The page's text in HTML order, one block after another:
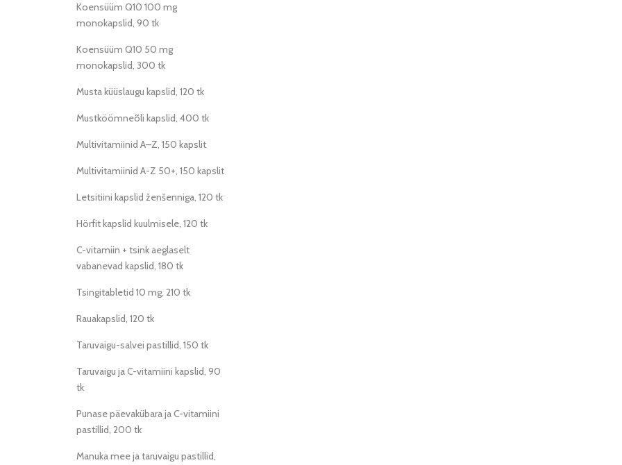
Koensüüm Q10 100 mg
monokapslid, 90 tk
Koensüüm Q10 50 mg
monokapslid, 300 tk
Musta küüslaugu kapslid, 120 tk
Mustköömneõli kapslid, 400 tk
Multivitamiinid A–Z, 150 kapslit
Multivitamiinid A-Z 50+, 150 kapslit
Letsitiini kapslid ženšenniga, 120 tk
Hörfit kapslid kuulmisele, 120 tk
C-vitamiin + tsink aeglaselt
vabanevad kapslid, 180 tk
Tsingitabletid 10 mg, 210 tk
Rauakapslid, 120 tk
Taruvaigu-salvei pastillid, 150 tk
Taruvaigu ja C-vitamiini kapslid, 90
tk
Punase päevakübara ja C-vitamiini
pastillid, 200 tk
Manuka mee ja taruvaigu pastillid,